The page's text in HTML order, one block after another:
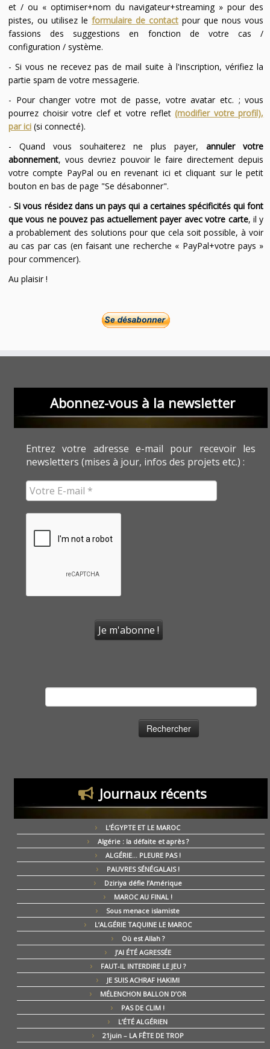
et / ou « optimiser+nom du navigateur+streaming » pour des
pistes, ou utilisez leformulaire de contact pour que nous vous
fassions des suggestions en fonction de votre cas /
configuration / système.
- Si vous ne recevez pas de mail suite à l'inscription, vérifiez la
partie spam de votre messagerie.
- Pour changer votre mot de passe, votre avatar etc. ; vous
pourrez choisir votre clef et votre reflet(modifier votre profil),
par ici(si connecté).
- Quand vous souhaiterez ne plus payer,annuler votre
abonnement, vous devriez pouvoir le faire directement depuis
votre compte PayPal ou en revenant ici et cliquant sur le petit
bouton en bas de page "Se désabonner".
-Si vous résidez dans un pays qui a certaines spécificités qui font
que vous ne pouvez pas actuellement payer avec votre carte, il y
a probablement des solutions pour que cela soit possible, à voir
au cas par cas (en faisant une recherche « PayPal+votre pays »
pour commencer).
Au plaisir !
Abonnez-vous à la newsletter
Entrez votre adresse e-mail pour recevoir les
newsletters (mises à jour, infos des projets etc.) :
Journaux récents
L’ÉGYPTE ET LE MAROC
Algérie : la défaite et après ?
ALGÉRIE… PLEURE PAS !
PAUVRES SÉNÉGALAIS !
Dziriya défie l’Amérique
MAROC AU FINAL !
Sous menace islamiste
L’ALGÉRIE TAQUINE LE MAROC
Où est Allah ?
J’AI ÉTÉ AGRESSÉE
FAUT-IL INTERDIRE LE JEU ?
JE SUIS ACHRAF HAKIMI
MÉLENCHON BALLON D’OR
PAS DE CLIM !
L’ÉTÉ ALGÉRIEN
21juin – LA FÊTE DE TROP